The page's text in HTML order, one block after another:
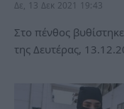
Δε, 13 Δεκ 2021 19:43
Στο πένθος
της Δευτέρας,